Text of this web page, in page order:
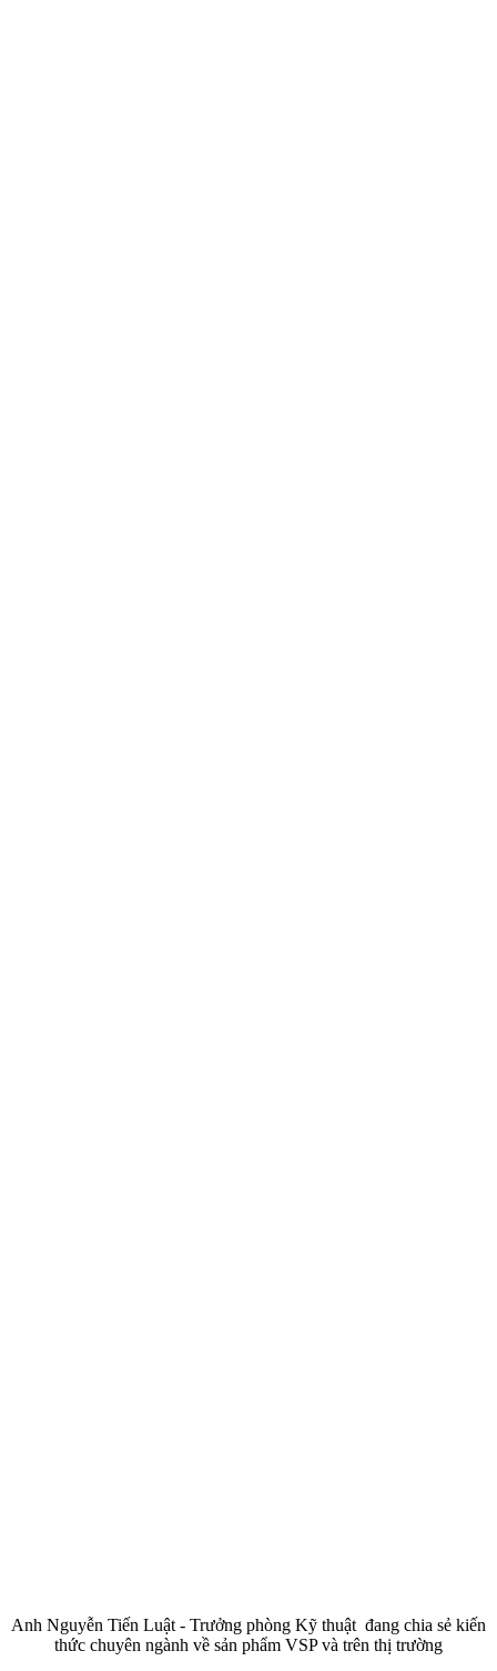
Anh Nguyễn Tiến Luật - Trưởng phòng Kỹ thuật đang chia sẻ kiến
thức chuyên ngành về sản phẩm VSP và trên thị trường